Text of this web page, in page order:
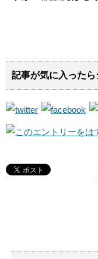
記事が気に入った